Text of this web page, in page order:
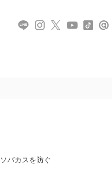
バカスを防ぐ